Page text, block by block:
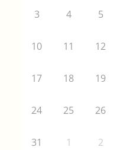
3 4 5
10 11 12
17 18 19
24 25 26
31 1 2